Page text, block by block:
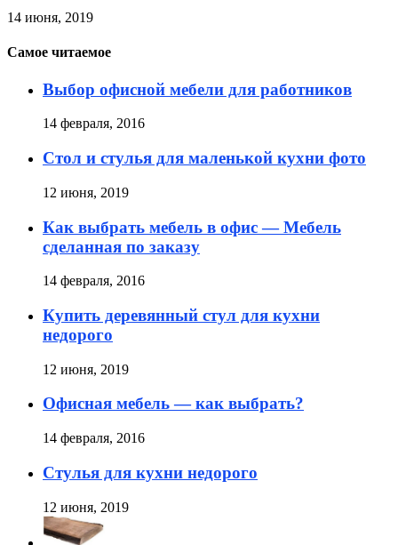
14 июня, 2019
Самое читаемое
Выбор офисной мебели для работников
14 февраля, 2016
Стол и стулья для маленькой кухни фото
12 июня, 2019
Как выбрать мебель в офис — Мебель
сделанная по заказу
14 февраля, 2016
Купить деревянный стул для кухни
недорого
12 июня, 2019
Офисная мебель — как выбрать?
14 февраля, 2016
Стулья для кухни недорого
12 июня, 2019